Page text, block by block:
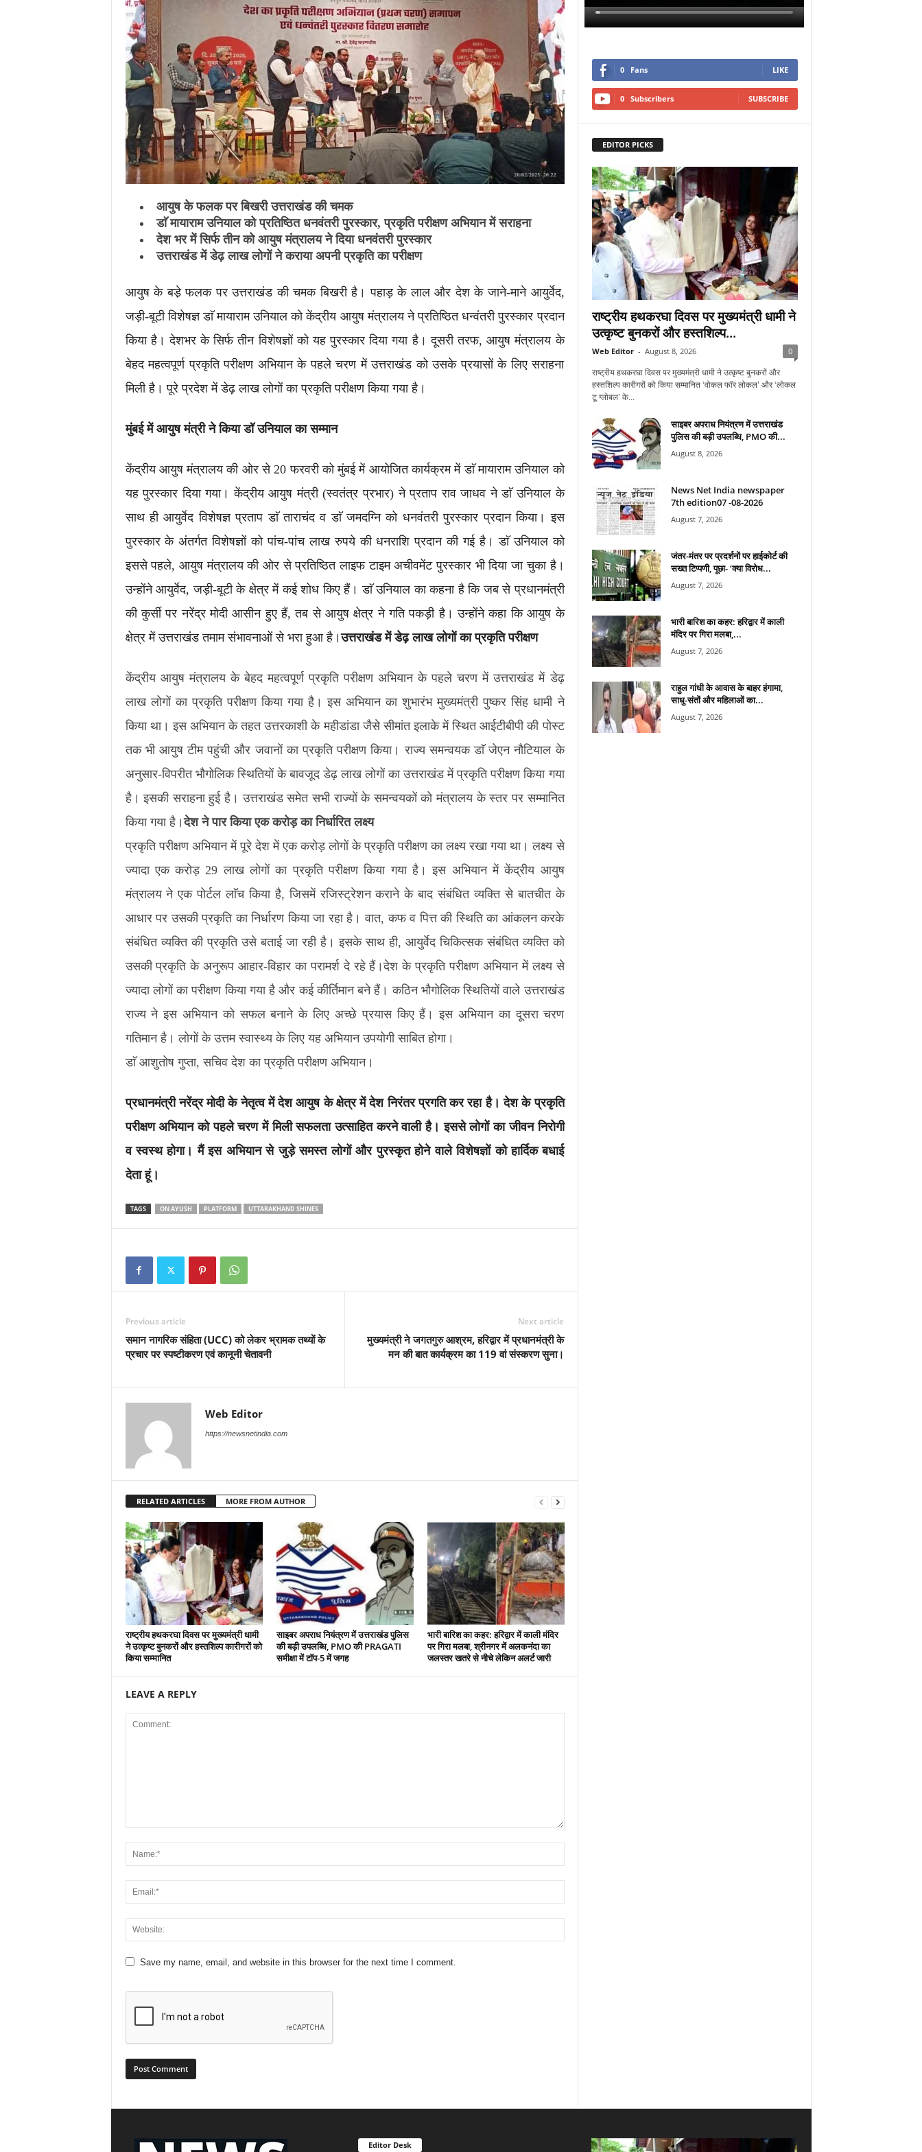
आयुष के फलक पर बिखरी उत्तराखंड की चमक
डाॅ मायाराम उनियाल को प्रतिष्ठित धनवंतरी पुरस्कार, प्रकृति परीक्षण अभियान में सराहना
देश भर में सिर्फ तीन को आयुष मंत्रालय ने दिया धनवंतरी पुरस्कार
उत्तराखंड में डेढ़ लाख लोगों ने कराया अपनी प्रकृति का परीक्षण
आयुष के बडे़ फलक पर उत्तराखंड की चमक बिखरी है। पहाड़ के लाल और देश के जाने-माने आयुर्वेद,
जड़ी-बूटी विशेषज्ञ डाॅ मायाराम उनियाल को केंद्रीय आयुष मंत्रालय ने प्रतिष्ठित धन्वंतरी पुरस्कार प्रदान
किया है। देशभर के सिर्फ तीन विशेषज्ञों को यह पुरस्कार दिया गया है। दूसरी तरफ, आयुष मंत्रालय के
बेहद महत्वपूर्ण प्रकृति परीक्षण अभियान के पहले चरण में उत्तराखंड को उसके प्रयासों के लिए सराहना
मिली है। पूरे प्रदेश में डेढ़ लाख लोगों का प्रकृति परीक्षण किया गया है।
मुंबई में आयुष मंत्री ने किया डॉ उनियाल का सम्मान
केंद्रीय आयुष मंत्रालय की ओर से 20 फरवरी को मुंबई में आयोजित कार्यक्रम में डाॅ मायाराम उनियाल को
यह पुरस्कार दिया गया। केंद्रीय आयुष मंत्री (स्वतंत्र प्रभार) ने प्रताप राव जाधव ने डाॅ उनियाल के
साथ ही आयुर्वेद विशेषज्ञ प्रताप डाॅ ताराचंद व डाॅ जमदग्नि को धनवंतरी पुरस्कार प्रदान किया। इस
पुरस्कार के अंतर्गत विशेषज्ञों को पांच-पांच लाख रुपये की धनराशि प्रदान की गई है। डाॅ उनियाल को
इससे पहले, आयुष मंत्रालय की ओर से प्रतिष्ठित लाइफ टाइम अचीवमेंट पुरस्कार भी दिया जा चुका है।
उन्होंने आयुर्वेद, जड़ी-बूटी के क्षेत्र में कई शोध किए हैं। डाॅ उनियाल का कहना है कि जब से प्रधानमंत्री
की कुर्सी पर नरेंद्र मोदी आसीन हुए हैं, तब से आयुष क्षेत्र ने गति पकड़ी है। उन्होंने कहा कि आयुष के
क्षेत्र में उत्तराखंड तमाम संभावनाओं से भरा हुआ है।उत्तराखंड में डेढ़ लाख लोगों का प्रकृति परीक्षण
केंद्रीय आयुष मंत्रालय के बेहद महत्वपूर्ण प्रकृति परीक्षण अभियान के पहले चरण में उत्तराखंड में डेढ़
लाख लोगों का प्रकृति परीक्षण किया गया है। इस अभियान का शुभारंभ मुख्यमंत्री पुष्कर सिंह धामी ने
किया था। इस अभियान के तहत उत्तरकाशी के महीडांडा जैसे सीमांत इलाके में स्थित आईटीबीपी की पोस्ट
तक भी आयुष टीम पहुंची और जवानों का प्रकृति परीक्षण किया। राज्य समन्वयक डाॅ जेएन नौटियाल के
अनुसार-विपरीत भौगोलिक स्थितियों के बावजूद डेढ़ लाख लोगों का उत्तराखंड में प्रकृति परीक्षण किया गया
है। इसकी सराहना हुई है। उत्तराखंड समेत सभी राज्यों के समन्वयकों को मंत्रालय के स्तर पर सम्मानित
किया गया है।देश ने पार किया एक करोड़ का निर्धारित लक्ष्य
प्रकृति परीक्षण अभियान में पूरे देश में एक करोड़ लोगों के प्रकृति परीक्षण का लक्ष्य रखा गया था। लक्ष्य से
ज्यादा एक करोड़ 29 लाख लोगों का प्रकृति परीक्षण किया गया है। इस अभियान में केंद्रीय आयुष
मंत्रालय ने एक पोर्टल लाॅच किया है, जिसमें रजिस्ट्रेशन कराने के बाद संबंधित व्यक्ति से बातचीत के
आधार पर उसकी प्रकृति का निर्धारण किया जा रहा है। वात, कफ व पित्त की स्थिति का आंकलन करके
संबंधित व्यक्ति की प्रकृति उसे बताई जा रही है। इसके साथ ही, आयुर्वेद चिकित्सक संबंधित व्यक्ति को
उसकी प्रकृति के अनुरूप आहार-विहार का परामर्श दे रहे हैं।देश के प्रकृति परीक्षण अभियान में लक्ष्य से
ज्यादा लोगों का परीक्षण किया गया है और कई कीर्तिमान बने हैं। कठिन भौगोलिक स्थितियों वाले उत्तराखंड
राज्य ने इस अभियान को सफल बनाने के लिए अच्छे प्रयास किए हैं। इस अभियान का दूसरा चरण
गतिमान है। लोगों के उत्तम स्वास्थ्य के लिए यह अभियान उपयोगी साबित होगा।
डाॅ आशुतोष गुप्ता, सचिव देश का प्रकृति परीक्षण अभियान।
प्रधानमंत्री नरेंद्र मोदी के नेतृत्व में देश आयुष के क्षेत्र में देश निरंतर प्रगति कर रहा है। देश के प्रकृति
परीक्षण अभियान को पहले चरण में मिली सफलता उत्साहित करने वाली है। इससे लोगों का जीवन निरोगी
व स्वस्थ होगा। मैं इस अभियान से जुड़े समस्त लोगों और पुरस्कृत होने वाले विशेषज्ञों को हार्दिक बधाई
देता हूं।
TAGS ON AYUSH PLATFORM UTTARAKHAND SHINES
Previous article
समान नागरिक संहिता (UCC) को लेकर भ्रामक तथ्यों के
प्रचार पर स्पष्टीकरण एवं कानूनी चेतावनी
Next article
मुख्यमंत्री ने जगतगुरु आश्रम, हरिद्वार में प्रधानमंत्री के
मन की बात कार्यक्रम का 119 वां संस्करण सुना।
Web Editor
https://newsnetindia.com
RELATED ARTICLES MORE FROM AUTHOR
राष्ट्रीय हथकरघा दिवस पर मुख्यमंत्री धामी
ने उत्कृष्ट बुनकरों और हस्तशिल्प कारीगरों को
किया सम्मानित
साइबर अपराध नियंत्रण में उत्तराखंड पुलिस
की बड़ी उपलब्धि, PMO की PRAGATI
समीक्षा में टॉप-5 में जगह
भारी बारिश का कहर: हरिद्वार में काली मंदिर
पर गिरा मलबा, श्रीनगर में अलकनंदा का
जलस्तर खतरे से नीचे लेकिन अलर्ट जारी
LEAVE A REPLY
Save my name, email, and website in this browser for the next time I comment.
0 Fans LIKE
0 Subscribers SUBSCRIBE
EDITOR PICKS
राष्ट्रीय हथकरघा दिवस पर मुख्यमंत्री धामी ने
उत्कृष्ट बुनकरों और हस्तशिल्प...
Web Editor - August 8, 2026 0
राष्ट्रीय हथकरघा दिवस पर मुख्यमंत्री धामी ने उत्कृष्ट बुनकरों और
हस्तशिल्प कारीगरों को किया सम्मानित ‘वोकल फॉर लोकल’ और ‘लोकल
टू ग्लोबल’ के...
साइबर अपराध नियंत्रण में उत्तराखंड
पुलिस की बड़ी उपलब्धि, PMO की...
August 8, 2026
News Net India newspaper
7th edition07 -08-2026
August 7, 2026
जंतर-मंतर पर प्रदर्शनों पर हाईकोर्ट की
सख्त टिप्पणी, पूछा- ‘क्या विरोध...
August 7, 2026
भारी बारिश का कहर: हरिद्वार में काली
मंदिर पर गिरा मलबा,...
August 7, 2026
राहुल गांधी के आवास के बाहर हंगामा,
साधु-संतों और महिलाओं का...
August 7, 2026
Editor Desk